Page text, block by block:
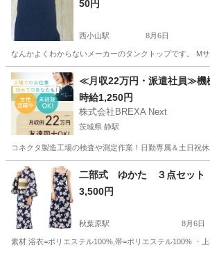
50円
西小山駅 8月6日
なんかよくわからないメーカーのタンクトップです。 M
東京 目黒区 西小山駅 Tシャツ MCD
≪月収22万円・派遣社員≫機
時給1,250円
株式会社BREXA Next
茨城県 静駅
コネクタ製造工場の検査や測定作業！日勤専属＆土日
茨城 常陸大宮市 静駅 その他
二部式 ゆかた ３点セット
3,500円
秋葉原駅 8月6日
素材 浴衣=ポリエステル100%,帯=ポリエステル100% ・